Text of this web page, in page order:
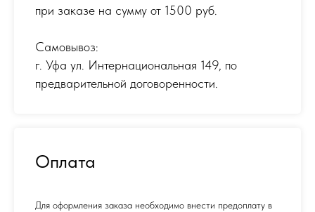
при заказе на сумму от 1500 руб.
Самовывоз:
г. Уфа ул. Интернациональная 149, по
предварительной договоренности.
Оплата
Для оформления заказа необходимо внести предоплату в